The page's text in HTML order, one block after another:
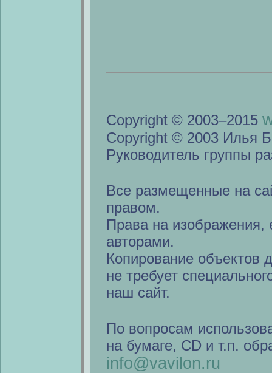
Copyright © 2003–2015
Copyright © 2003 Илья
Руководитель группы
Все размещенные на
правом.
Права на изображения,
авторами.
Копирование объектов
не требует
наш сайт.
По вопросам
на бумаге, CD и т.п.
info@vavilon.ru